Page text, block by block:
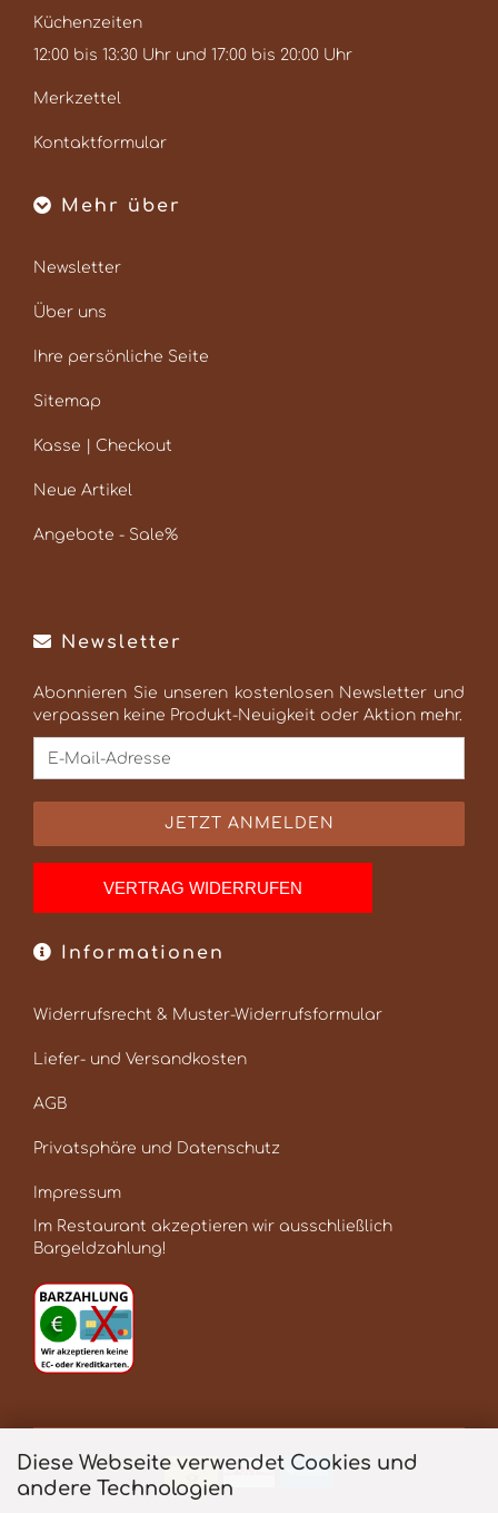
Diese Webseite verwendet Cookies und
andere Technologien
Küchenzeiten
12:00 bis 13:30 Uhr und 17:00 bis 20:00 Uhr
Merkzettel
Kontaktformular
Mehr über
Newsletter
Über uns
Ihre persönliche Seite
Sitemap
Kasse | Checkout
Neue Artikel
Angebote - Sale%
Newsletter
Abonnieren Sie unseren kostenlosen Newsletter und
verpassen keine Produkt-Neuigkeit oder Aktion mehr.
VERTRAG WIDERRUFEN
Informationen
Widerrufsrecht & Muster-Widerrufsformular
Liefer- und Versandkosten
AGB
Privatsphäre und Datenschutz
Impressum
Im Restaurant akzeptieren wir ausschließlich
Bargeldzahlung!